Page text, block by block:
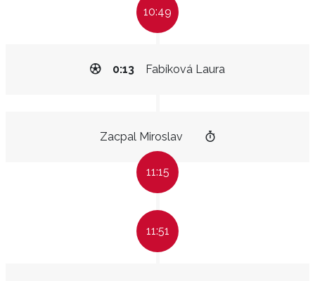
10:49
Fabíková Laura
0:13
Zacpal Miroslav
11:15
11:51